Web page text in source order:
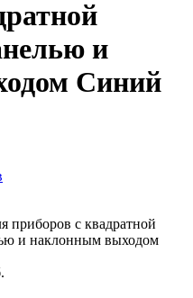
и
Синий
приборов с квадратной
и наклонным выходом